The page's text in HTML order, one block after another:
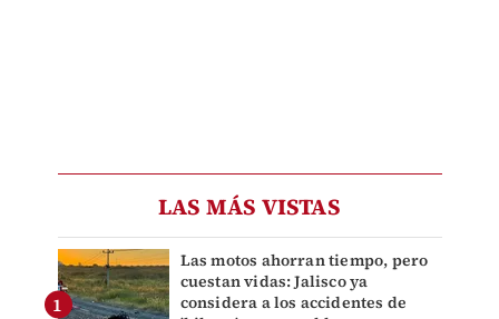
LAS MÁS VISTAS
Las motos ahorran tiempo, pero
cuestan vidas: Jalisco ya
considera a los accidentes de